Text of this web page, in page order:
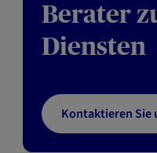
Berater
Diensten
Kontaktieren Sie